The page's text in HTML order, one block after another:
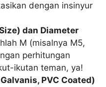
dengan insinyur
dan Diameter
M (misalnya M5,
perhitungan
ikutan teman, ya!
PVC Coated)